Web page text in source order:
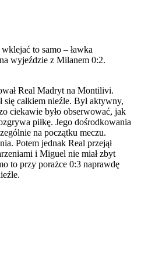
to samo – ławka
wyjeździe z Milanem 0:2.
Real Madryt na Montilivi.
się całkiem nieźle. Był aktywny,
ciekawie było obserwować, jak
piłkę. Jego dośrodkowania
na początku meczu.
Potem jednak Real przejął
i Miguel nie miał zbyt
to przy porażce 0:3 naprawdę